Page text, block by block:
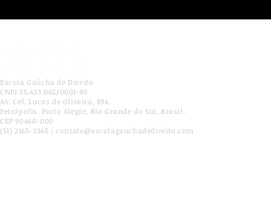
Escola Gaúcha de Direito
CNPJ 55.433.062/0001-89
Av. Cel. Lucas de Oliveira, 894.
Petrópolis. Porto Alegre, Rio Grande do Sul, Brasil.
CEP 90460-000
(51) 2165-3365 | contato@escolagauchadedireito.com